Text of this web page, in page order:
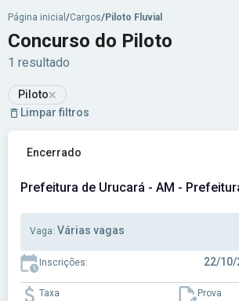
Página inicial /Cargos/Piloto Fluvial
Concurso do Piloto
1 resultado
Piloto×
Limpar filtros
Ver concurso: Prefeitura de Urucará -
Encerrado
Prefeitura de Urucará - AM -
Vaga: Várias vagas
Inscrições: 22/10/
Taxa Prova